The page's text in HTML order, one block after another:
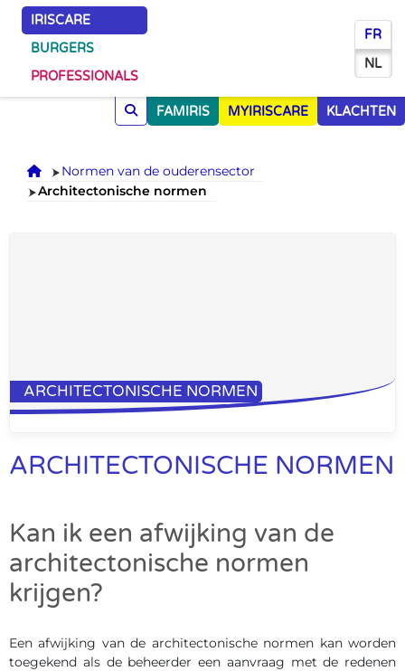
IRISCARE
BURGERS
PROFESSIONALS
FR
NL
FAMIRIS MYIRISCARE KLACHTEN
Onthaal
Normen van de ouderensector
Architectonische normen
ARCHITECTONISCHE NORMEN
ARCHITECTONISCHE NORMEN
Kan ik een afwijking van de
architectonische normen
krijgen?
Een afwijking van de architectonische normen kan worden
toegekend als de beheerder een aanvraag met de redenen